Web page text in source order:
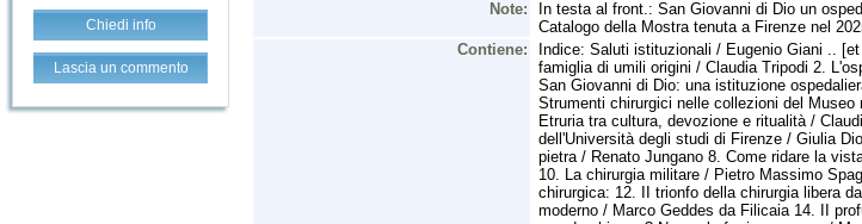
Chiedi info
Lascia un commento